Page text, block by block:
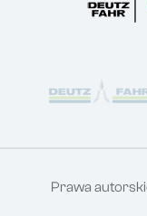
Prawa